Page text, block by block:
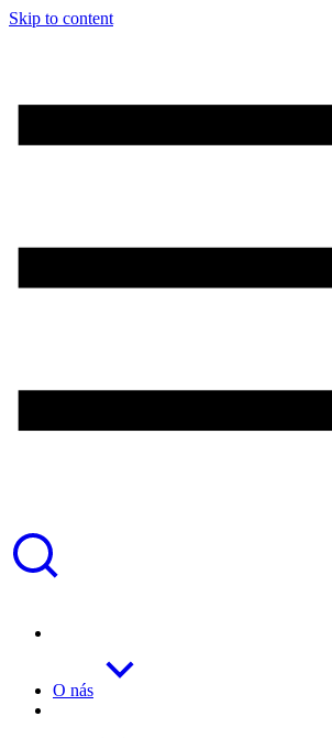
Skip to content
O nás